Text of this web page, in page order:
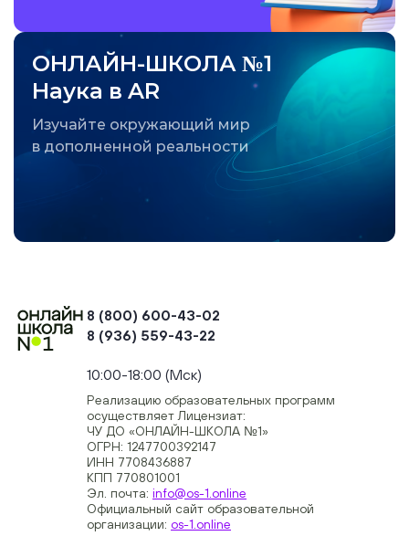
ОНЛАЙН-ШКОЛА №1
Наука в AR
Изучайте окружающий мир
в дополненной реальности
8 (800) 600-43-02
8 (936) 559-43-22
10:00-18:00 (Мск)
Реализацию образовательных программ
осуществляет Лицензиат:
ЧУ ДО «ОНЛАЙН-ШКОЛА №1»
ОГРН: 1247700392147
ИНН 7708436887
КПП 770801001
Эл. почта: info@os-1.online
Официальный сайт образовательной
организации: os-1.online